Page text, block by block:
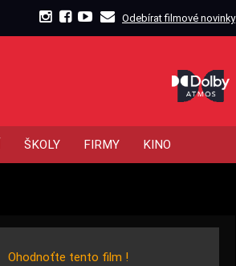
Odebírat filmové novinky
ŠKOLY FIRMY KINO
Ohodnoťte tento film !